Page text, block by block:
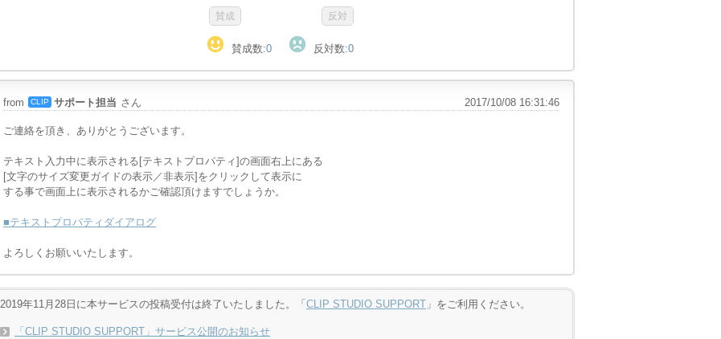
賛成数:0 反対数:0
from CLIP サポート担当 さん 2017/10/08 16:31:46
ご連絡を頂き、ありがとうございます。
テキスト入力中に表示される[テキストプロパティ]の画面右上にある
[文字のサイズ変更ガイドの表示／非表示]をクリックして表示に
する事で画面上に表示されるかご確認頂けますでしょうか。
■テキストプロパティダイアログ
よろしくお願いいたします。
2019年11月28日に本サービスの投稿受付は終了いたしました。「CLIP STUDIO SUPPORT 」をご利用ください。
「CLIP STUDIO SUPPORT」サービス公開のお知らせ